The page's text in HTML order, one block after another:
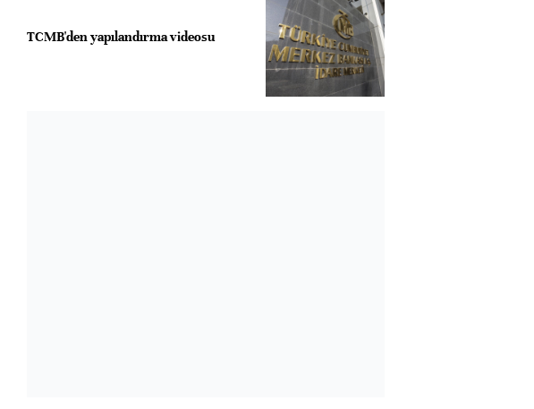
TCMB'den yapılandırma videosu